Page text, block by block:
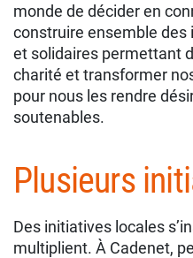
monde de décider en
construire ensemble
et solidaires permettant
charité et transformer
pour nous les rendre
soutenables.
Plusieurs
Des initiatives locales
multiplient. À Cadenet,